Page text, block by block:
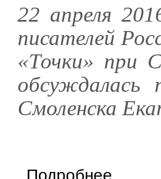
22 апреля
писателей
«Точки» при
обсуждалась
Смоленска
Подробнее